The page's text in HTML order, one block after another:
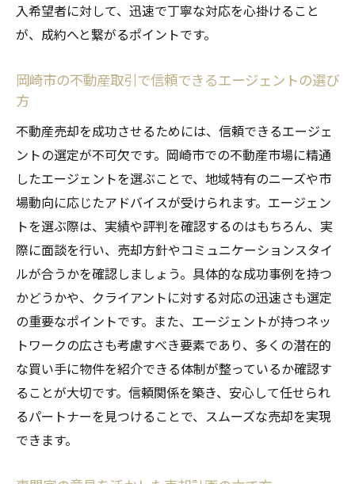
入希望者に対して、迅速で丁寧な対応を心掛けること
が、成約へと繋がるポイントです。
岡崎市の不動産取引で信頼できるエージェントの選び
方
不動産売却を成功させるためには、信頼できるエージェ
ントの選定が不可欠です。岡崎市での不動産市場に精通
したエージェントを選ぶことで、地域特有のニーズや市
場動向に応じたアドバイスが受けられます。エージェン
トを選ぶ際は、実績や評判を確認するのはもちろん、実
際に面談を行い、売却方針やコミュニケーションスタイ
ルが合うかを確認しましょう。具体的な成功事例を持つ
かどうかや、クライアントに対する対応の迅速さも選定
の重要なポイントです。また、エージェントが持つネッ
トワークの広さも考慮すべき要素であり、多くの潜在的
な買い手に物件を紹介できる体制が整っているか確認す
ることが大切です。信頼関係を築き、安心して任せられ
るパートナーを見つけることで、スムーズな売却を実現
できます。